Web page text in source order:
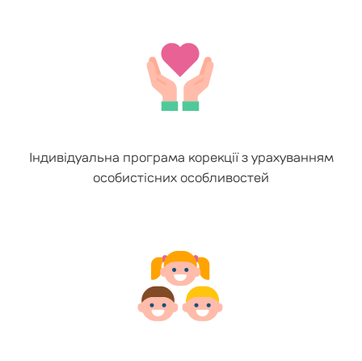
Індивідуальна програма корекції з урахуванням
особистісних особливостей